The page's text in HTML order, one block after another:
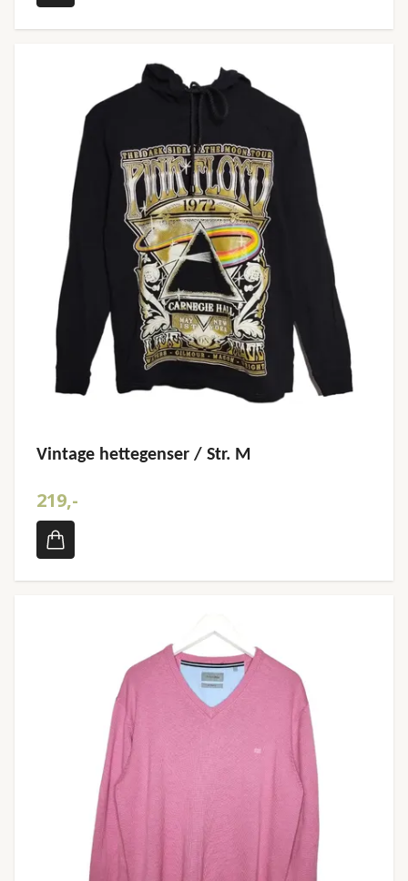
Vintage hettegenser / Str. M
219,-